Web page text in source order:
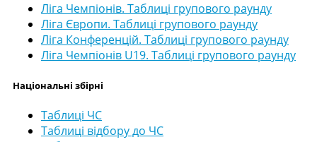
Ліга Чемпіонів. Таблиці групового раунду
Ліга Європи. Таблиці групового раунду
Ліга Конференцій. Таблиці групового раунду
Ліга Чемпіонів U19. Таблиці групового раунду
Національні збірні
Таблиці ЧС
Таблиці відбору до ЧС